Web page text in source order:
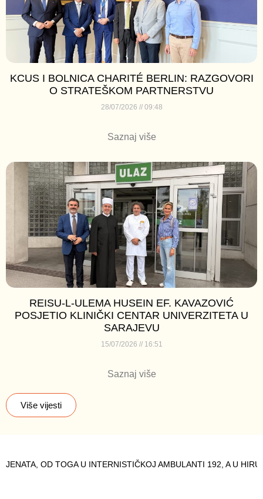
KCUS I BOLNICA CHARITÉ BERLIN: RAZGOVORI
O STRATEŠKOM PARTNERSTVU
28/07/2026 09:48
Saznaj više
REISU-L-ULEMA HUSEIN EF. KAVAZOVIĆ
POSJETIO KLINIČKI CENTAR UNIVERZITETA U
SARAJEVU
15/07/2026 16:51
Saznaj više
Više vijesti
AMBULANTI 192, A U HIRURŠKOJ 194